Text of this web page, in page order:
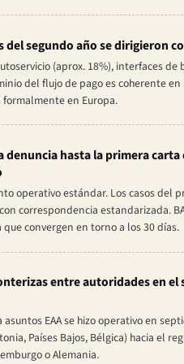
del segundo año se dirigieron
(aprox. 18%), interfaces de
del flujo de pago es coherente
formalmente en Europa.
hasta la primera
operativo estándar. Los casos del
correspondencia estandarizada.
convergen en torno a los 30 días.
entre autoridades en
EAA se hizo operativo en
Países Bajos, Bélgica) hacia el
o Alemania.